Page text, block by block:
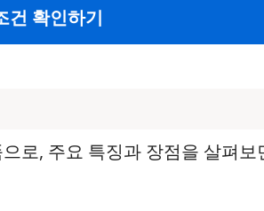
건 확인하기
로, 주요 특징과 장점을 살펴보